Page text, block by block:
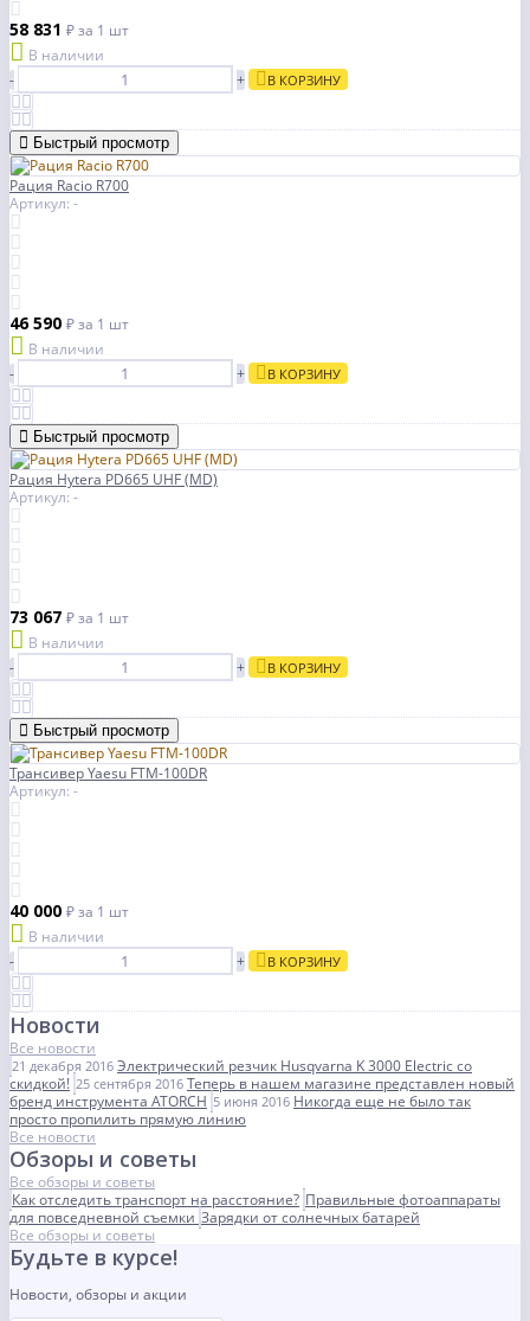
58 831 ₽за 1 шт
В наличии
-
+ В КОРЗИНУ
Быстрый просмотр
Рация Racio R700
Артикул: -
46 590 ₽за 1 шт
В наличии
-
+ В КОРЗИНУ
Быстрый просмотр
Рация Hytera PD665 UHF (MD)
Артикул: -
73 067 ₽за 1 шт
В наличии
-
+ В КОРЗИНУ
Быстрый просмотр
Трансивер Yaesu FTM-100DR
Артикул: -
40 000 ₽за 1 шт
В наличии
-
+ В КОРЗИНУ
Новости
Все новости
21 декабря 2016 Электрический резчик Husqvarna K 3000 Electric со
скидкой! 25 сентября 2016 Теперь в нашем магазине представлен новый
бренд инструмента ATORCH 5 июня 2016 Никогда еще не было так
просто пропилить прямую линию
Все новости
Обзоры и советы
Все обзоры и советы
Как отследить транспорт на расстояние? Правильные фотоаппараты
для повседневной съемки Зарядки от солнечных батарей
Все обзоры и советы
Будьте в курсе!
Новости, обзоры и акции